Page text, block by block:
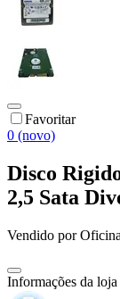
Favoritar
0 (novo)
Disco
2,5 Sata
Vendido por
Informações da loja